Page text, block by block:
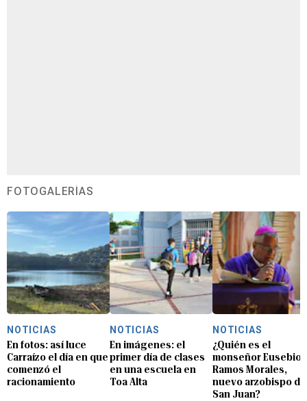
FOTOGALERÍAS
NOTICIAS
En fotos: así luce
Carraízo el día en que
comenzó el
racionamiento
NOTICIAS
En imágenes: el
primer día de clases
en una escuela en
Toa Alta
NOTICIAS
¿Quién es el
monseñor Eusebio
Ramos Morales,
nuevo arzobispo de
San Juan?